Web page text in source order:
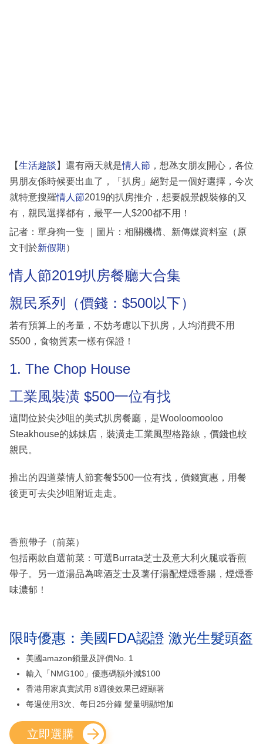
區
【生活趣談 】還有兩天就是情人節 ，想氹女朋友開心，各位
男朋友係時候要出血了，「扒房」絕對是一個好選擇，今次
就特意搜羅情人節2019的扒房推介，想要靚景靚裝修的又
有，親民選擇都有，最平一人$200都不用！
記者：單身狗一隻 ｜圖片：相關機構、新傳媒資料室（原
文刊於新假期 ）
情人節2019扒房餐廳大合集
親民系列（價錢：$500以下）
若有預算上的考量，不妨考慮以下扒房，人均消費不用
$500，食物質素一樣有保證！
1. The Chop House
工業風裝潢 $500一位有找
這間位於尖沙咀的美式扒房餐廳，是Wooloomooloo
Steakhouse的姊妹店，裝潢走工業風型格路線，價錢也較
親民。
推出的四道菜情人節套餐$500一位有找，價錢實惠，用餐
後更可去尖沙咀附近走走。
香煎帶子（前菜）
包括兩款自選前菜：可選Burrata芝士及意大利火腿或香煎
帶子。另一道湯品為啤酒芝士及薯仔湯配煙燻香腸，煙燻香
味濃郁！
限時優惠：美國FDA認證 激光生髮頭盔
美國amazon鎖量及評價No. 1
輸入「NMG100」優惠碼額外減$100
香港用家真實試用 8週後效果已經顯著
每週使用3次、每日25分鐘 髮量明顯增加
立即選購